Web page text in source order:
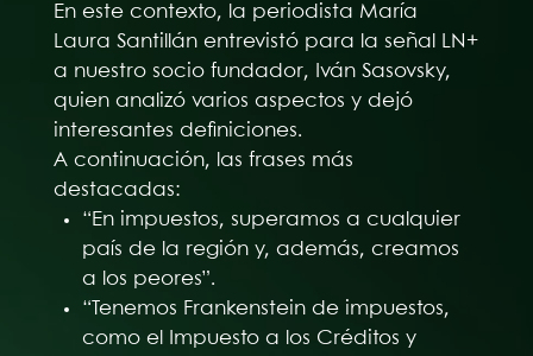
En este contexto, la periodista María
Laura Santillán entrevistó para la señal LN+
a nuestro socio fundador, Iván Sasovsky,
quien analizó varios aspectos y dejó
interesantes definiciones.
A continuación, las frases más
destacadas:
“En impuestos, superamos a cualquier
país de la región y, además, creamos
a los peores”.
“Tenemos Frankenstein de impuestos,
como el Impuesto a los Créditos y